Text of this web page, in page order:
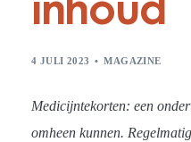
inhoud
4 JULI 2023 MAGAZINE
Medicijntekorten: een
omheen kunnen.